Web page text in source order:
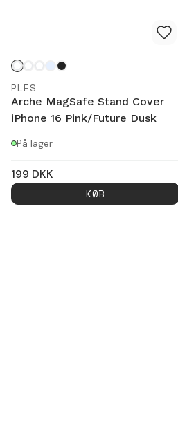
PLES
Arche MagSafe Stand Cover
iPhone 16 Pink/Future Dusk
På lager
199 DKK
KØB